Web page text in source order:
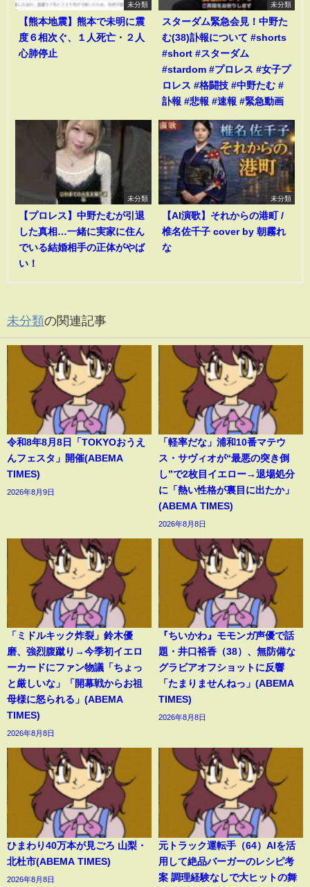
未分類
【熊本地震】熊本で未明に震
度６相次ぐ、１人死亡・２人
心肺停止
未分類
スターダム緊急会見！中野た
む(38)訃報について #shorts
#short #スターダム
#stardom #プロレス #女子プ
ロレス #格闘技 #中野たむ #
訃報 #悲報 #速報 #緊急動画
未分類
【プロレス】中野たむが引退
した真相…一緒に実家に住ん
でいる結婚相手の正体がやば
い！
未分類
【AI演歌】それからの港町 /
椎名佐千子 cover by 朝霧れ
な
未分類の関連記事
令和8年8月8日「TOKYOおうえ
んフェスタ」開催(ABEMA
TIMES)
2026年8月9日
「軽率だな」浦和10番マテウ
ス・サヴィオが“最悪の突き倒
し”で2枚目イエロー→退場処分
に「熱い性格が裏目に出たか」
(ABEMA TIMES)
2026年8月8日
「ミドルキック炸裂」鈴木優
磨、強烈腹蹴り→今季初イエロ
ーカードにファン物議「ちょっ
と厳しいな」「開幕戦からお祖
母様に怒られる」(ABEMA
TIMES)
2026年8月8日
『ちいかわ』モモンガ声優で話
題・井口裕香（38）、無防備な
グラビアオフショットに反響
「たまりませんねっ」(ABEMA
TIMES)
2026年8月8日
ひまわり40万本が見ごろ 山梨・
北杜市(ABEMA TIMES)
2026年8月8日
元トラック運転手（64）AIを活
用して絶品バーガーのレシピ考
案 調理経験なしで大ヒットの舞